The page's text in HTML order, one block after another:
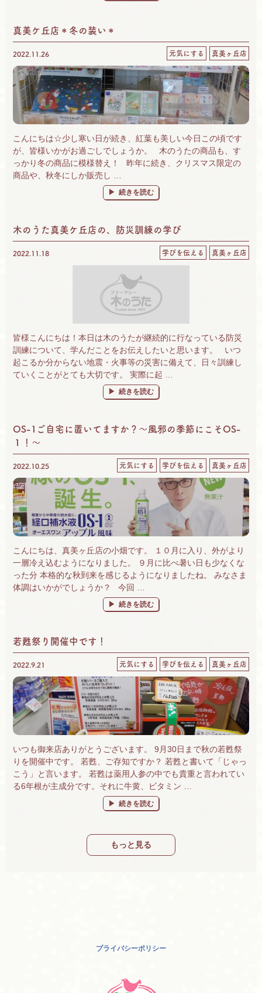
真美ケ丘店＊冬の装い＊
2022.11.26 元気にする 真美ヶ丘店
こんにちは☆少し寒い日が続き、紅葉も美しい今日この頃です
が、皆様いかがお過ごしでしょうか。 木のうたの商品も、す
っかり冬の商品に模様替え！ 昨年に続き、クリスマス限定の
商品や、秋冬にしか販売し …
“真美ケ丘店＊冬の装い＊” の
続きを読む
木のうた真美ケ丘店の、防災訓練の学び
2022.11.18 学びを伝える 真美ヶ丘店
皆様こんにちは！本日は木のうたが継続的に行なっている防災
訓練について、学んだことをお伝えしたいと思います。 いつ
起こるか分からない地震・火事等の災害に備えて、日々訓練し
ていくことがとても大切です。 実際に起 …
“木のうた真美ケ丘店の、防災訓練の学び” の
続きを読む
OS-1ご自宅に置いてますか？～風邪の季節にこそOS-
１！～
2022.10.25 元気にする 学びを伝える 真美ヶ丘店
こんにちは、真美ヶ丘店の小畑です。 １０月に入り、外がより
一層冷え込むようになりました。 ９月に比べ暑い日も少なくな
った分 本格的な秋到来を感じるようになりましたね。 みなさま
体調はいかがでしょうか？ 今回 …
“OS-1ご自宅に置いてますか？～風邪の季節
続きを読む
若甦祭り開催中です！
2022.9.21 元気にする 学びを伝える 真美ヶ丘店
いつも御来店ありがとうございます。 9月30日まで秋の若甦祭
りを開催中です。 若甦、ご存知ですか？ 若甦と書いて「じゃっ
こう」と言います。 若甦は薬用人参の中でも貴重と言われてい
る6年根が主成分です。それに牛黄、ビタミン …
“若甦祭り開催中です！” の
続きを読む
もっと見る
プライバシーポリシー